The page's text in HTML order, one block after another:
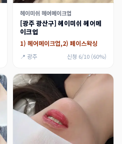
헤이미쉬 헤어메이크업
[광주 광산구] 헤이미쉬 헤어메
이크업
1) 헤어메이크업,2) 페이스왁싱
📍 광주 신청 6/10 (60%)